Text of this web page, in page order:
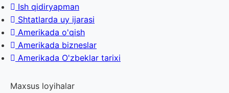
Ish qidiryapman
Shtatlarda uy ijarasi
Amerikada o'qish
Amerikada bizneslar
Amerikada O'zbeklar tarixi
Maxsus loyihalar